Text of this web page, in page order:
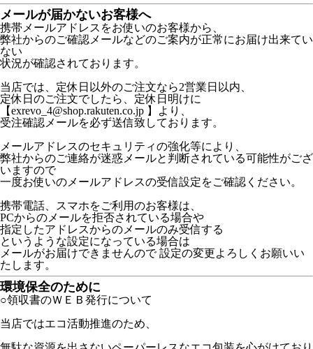
メールが届かないお客様へ
携帯メールアドレスをお使いのお客様から、
弊社からのご確認メールなどのご案内が正常にお届け出来てい
ない
状況が確認されております。
当店では、定休日以外のご注文なら2営業日以内、
定休日のご注文でしたら、定休日明けに
【exrevo_4@shop.rakuten.co.jp 】より、
受注確認メールを必ず送信致しております。
メールアドレスのセキュリティの強化等により、
弊社からのご連絡が迷惑メールと判断されている可能性がござ
いますので
一度お使いのメールアドレスの受信設定をご確認ください。
携帯電話、スマホをご利用のお客様は、
PCからのメールを拒否されている場合や
指定したアドレスからのメールのみ受信する
というような設定になっている場合は
メールがお届けできませんので 設定の変更よろしくお願いい
たします。
環境保全のために
○領収書のＷＥＢ発行について
当店ではエコ活動推進のため、